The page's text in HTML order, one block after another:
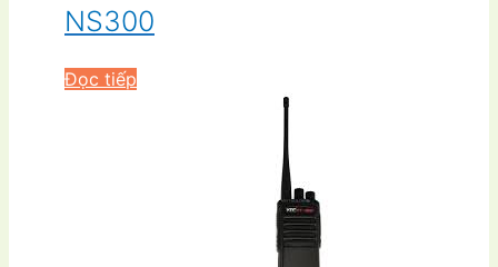
NS300
Đọc tiếp